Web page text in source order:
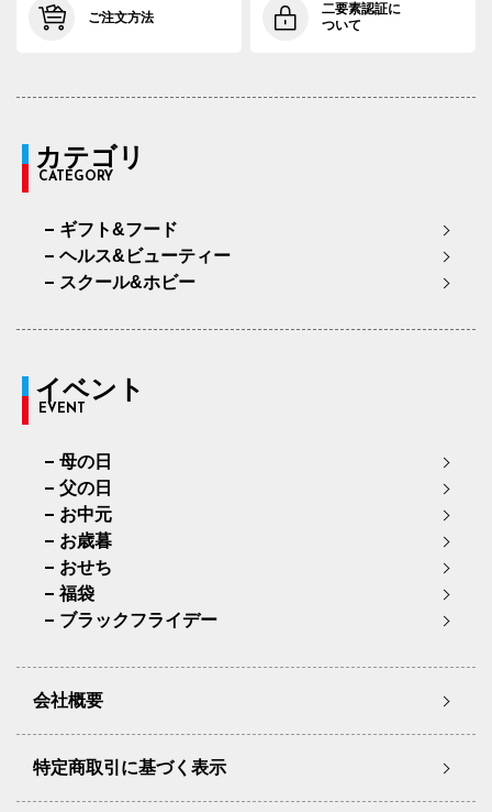
ご注文方法
二要素認証に
ついて
カテゴリ
CATEGORY
ギフト&フード
ヘルス&ビューティー
スクール&ホビー
イベント
EVENT
母の日
父の日
お中元
お歳暮
おせち
福袋
ブラックフライデー
会社概要
特定商取引に基づく表示